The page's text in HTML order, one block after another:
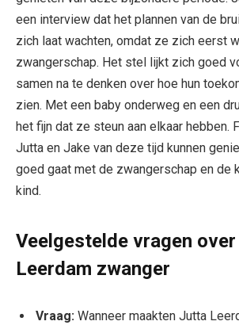
een interview dat het plannen van de
zich laat wachten, omdat ze zich eerst
zwangerschap. Het stel lijkt zich goed
samen na te denken over hoe hun
zien. Met een baby onderweg en een
het fijn dat ze steun aan elkaar hebben.
Jutta en Jake van deze tijd kunnen
goed gaat met de zwangerschap en de
kind.
Veelgestelde vragen
Leerdam zwanger
Vraag: Wanneer maakten Jutta